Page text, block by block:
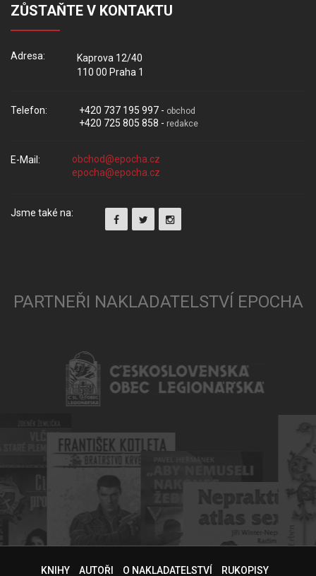
ZŮSTAŇTE V KONTAKTU
Adresa:
Kaprova 12/40
110 00 Praha 1
Telefon: +420 737 195 997 - obchod
+420 725 805 858 - redakce
E-Mail:
Jsme také na:
PARTNEŘI NAKLADATELSTVÍ EPOCHA
KNIHY AUTOŘI O NAKLADATELSTVÍ RUKOPISY